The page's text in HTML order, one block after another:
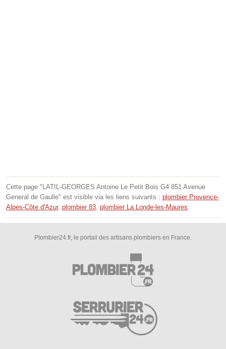
Cette page "LATIL-GEORGES Antoine Le Petit Bois G4 851 Avenue
General de Gaulle" est visible via les liens suivants : plombier Provence-
Alpes-Côte d'Azur, plombier 83 plombier La Londe-les-Maures
Plombier24.fr, le portail des artisans plombiers en France.